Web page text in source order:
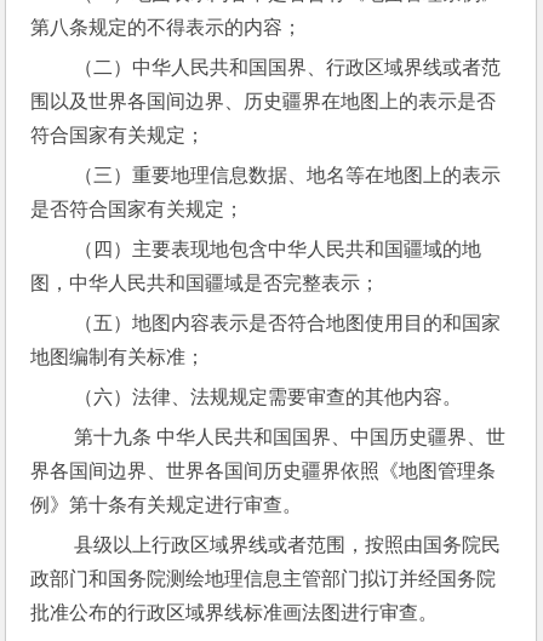
第八条规定的不得表示的内容；
围以及世界各国间边界、历史疆界在地图上的表示是否
符合国家有关规定；
是否符合国家有关规定；
图，中华人民共和国疆域是否完整表示；
地图编制有关标准；
（六）法律、法规规定需要审查的其他内容。
第十九条 中华人民共和国国界、中国历史疆界、世
界各国间边界、世界各国间历史疆界依照《地图管理条
例》第十条有关规定进行审查。
县级以上行政区域界线或者范围，按照由国务院民
政部门和国务院测绘地理信息主管部门拟订并经国务院
批准公布的行政区域界线标准画法图进行审查。